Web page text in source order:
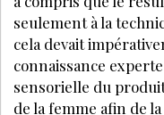
seulement à la
cela devait
connaissance
sensorielle du
de la femme afin de